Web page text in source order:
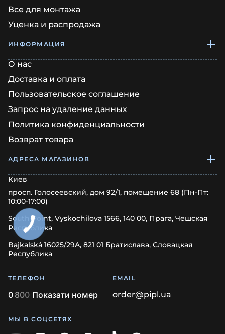
Все для монтажа
Уценка и распродажа
ИНФОРМАЦИЯ
О нас
Доставка и оплата
Пользовательское соглашение
Запрос на удаление данных
Политика конфиденциальности
Возврат товара
АДРЕСА МАГАЗИНОВ
Киев
просп. Голосеевский, дом 92/1, помещение 68 (Пн-Пт:
10:00-17:00)
South Point, Vyskochilova 1566, 140 00, Прага, Чешская
Республика
Bajkalská 16025/29A, 821 01 Братислава, Словацкая
Республика
ТЕЛЕФОН
0 800 Показати номер
EMAIL
order@pipl.ua
МЫ В СОЦСЕТЯХ